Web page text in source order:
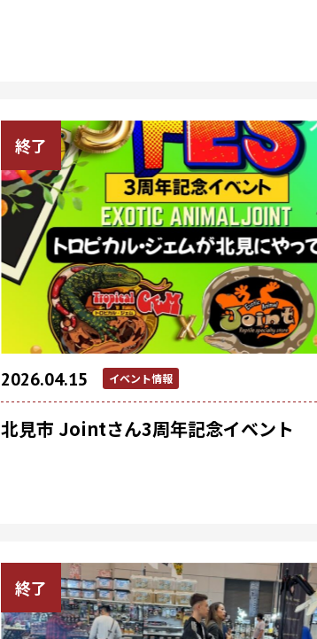
終了
2026.04.15 イベント情報
北見市 Jointさん3周年記念イベント
終了